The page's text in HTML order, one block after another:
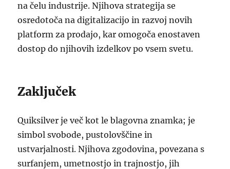
na čelu industrije. Njihova strategija se
osredotoča na digitalizacijo in razvoj novih
platform za prodajo, kar omogoča enostaven
dostop do njihovih izdelkov po vsem svetu.
Zaključek
Quiksilver je več kot le blagovna znamka; je
simbol svobode, pustolovščine in
ustvarjalnosti. Njihova zgodovina, povezana s
surfanjem, umetnostjo in trajnostjo, jih